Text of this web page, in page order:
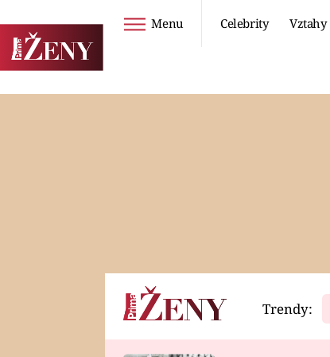
Menu Celebrity Vztahy
Horoskopy Video
Trendy: